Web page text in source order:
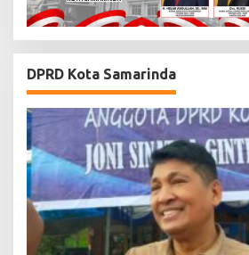
DPRD Kota Samarinda